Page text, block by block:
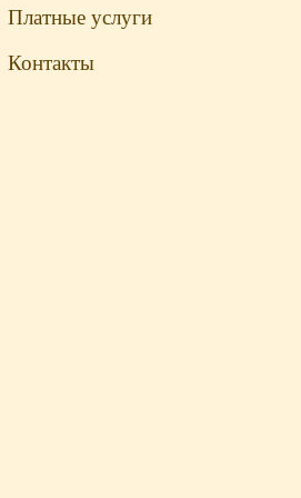
Платные услуги
Контакты